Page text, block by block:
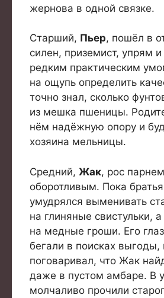
жернова в одной связке.
Старший, Пьер, пошёл в
силен, приземист, упрям
редким практическим
на ощупь определить
точно знал, сколько
из мешка пшеницы.
нём надёжную опору и
хозяина мельницы.
Средний, Жак, рос
оборотливым. Пока
умудрялся выменивать
на глиняные свистульки,
на медные гроши. Его
бегали в поисках выгоды,
поговаривал, что Жак
даже в пустом амбаре. В
молчаливо прочили